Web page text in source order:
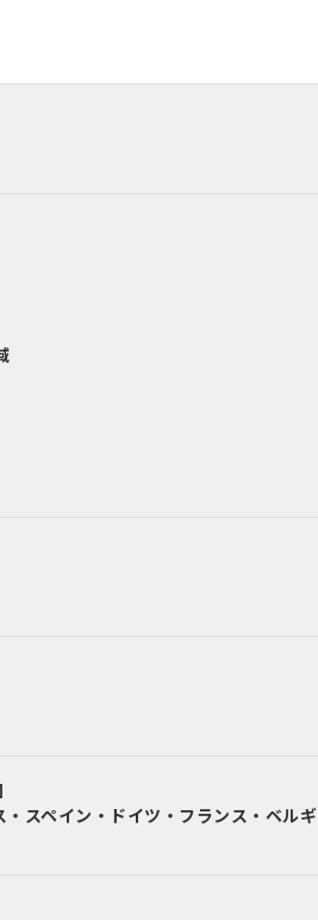
・スペイン・ドイツ・フランス・ベルギ